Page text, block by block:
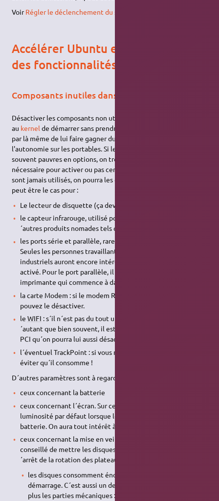
VoirRégler le déclenchement du swap
Accélérer Ubuntu en désactivant
des fonctionnalités inutiles
Composants inutiles dans le BIOS
Désactiver les composants non utilisés sur votre PC permettra
au kernel de démarrer sans prendre en compte ces éléments et
par là même de lui faire gagner du temps, et améliorer
l'autonomie sur les portables. Si les
souvent pauvres en options, on trouve généralement le
nécessaire pour activer ou pas certains éléments. Si certains ne
sont jamais utilisés, on pourra les désactiver sans soucis. Cela
peut être le cas pour :
Le lecteur de disquette (ça devient rare)
le capteur infrarouge, utilisé pour communiquer avec d
´autres produits nomades tels que les téléphones, les PDA…
les ports série et parallèle, rarement utiles de nos jours.
Seules les personnes travaillant avec des automates
industriels auront encore intérêt à laisser le port série
activé. Pour le port parallèle, il ne sera requis que pour une
imprimante qui commence à dater.
la carte Modem : si le modem RTC ne vous est pas utile, vous
pouvez le désactiver.
le WIFI : s´il n´est pas du tout utilisé, autant le désactiver ! D
´autant que bien souvent, il est connecté sur un port mini
PCI qu´on pourra lui aussi désactiver.
l´éventuel TrackPoint : si vous ne vous en servez pas, autant
éviter qu´il consomme !
D´autres paramètres sont à regarder de près :
ceux concernant la batterie
ceux concernant l´écran. Sur certains
luminosité par défaut lorsque le portable est en mode
batterie. On aura tout intérêt à la réduire.
ceux concernant la mise en veille du disque dur. Il n'est pas
conseillé de mettre les disques durs en veille (au sens de l
´arrêt de la rotation des plateaux) pour les raisons suivantes :
les disques consomment énormément lors de la phase de
démarrage. C´est aussi un des moments qui sollicitent le
plus les parties mécaniques : limiter le nombre de